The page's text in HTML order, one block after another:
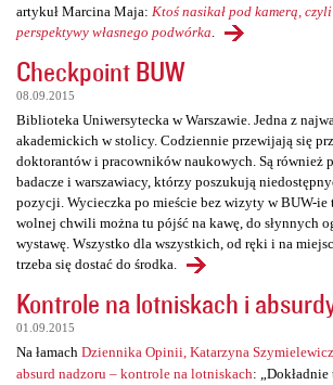
artykuł Marcina Maja: Ktoś nasikał pod kamerą,
perspektywy własnego podwórka
Checkpoint BUW
08.09.2015
Biblioteka Uniwersytecka w Warszawie. Jedna z
akademickich w stolicy. Codziennie przewijają się
doktorantów i pracowników naukowych. Są również
badacze i warszawiacy, którzy poszukują
pozycji. Wycieczka po mieście bez wizyty w BUW-ie
wolnej chwili można tu pójść na kawę, do słynnych
wystawę. Wszystko dla wszystkich, od ręki i na
trzeba się dostać do środka.
Kontrole na lotniskach i
01.09.2015
Na łamach Dziennika Opinii, Katarzyna
absurd nadzoru – kontrole na lotniskach: